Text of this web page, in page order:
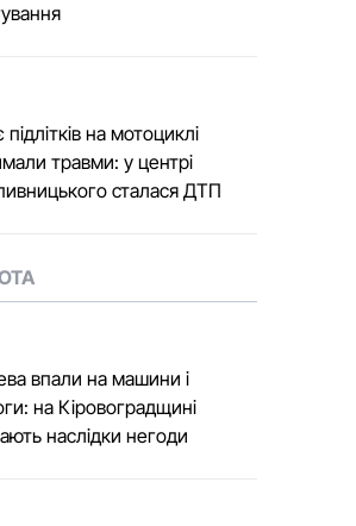
на мотоциклі
травми: у центрі
сталася ДТП
впали на машини і
на Кіровоградщині
наслідки негоди